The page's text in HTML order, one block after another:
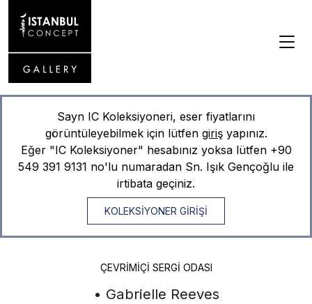
Sayn IC Koleksiyoneri, eser fiyatlarını
görüntüleyebilmek için lütfen girişyapınız.
Eğer "IC Koleksiyoner" hesabınız yoksa lütfen +90
549 391 9131 no'lu numaradan Sn. Işık Gençoğlu ile
irtibata geçiniz.
KOLEKSİYONER GİRİŞİ
ÇEVRIMIÇI SERGI ODASI
• Gabrielle Reeves